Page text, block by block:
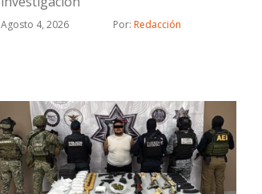
Agosto 4, 2026 Por: Redacción